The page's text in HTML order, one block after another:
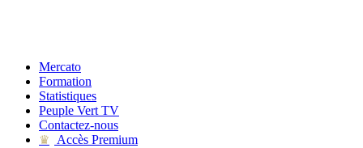
Mercato
Formation
Statistiques
Peuple Vert TV
Contactez-nous
♛
Accès Premium